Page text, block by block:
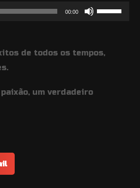
00:00
Use
cima/baixo
de todos os tempos,
um verdadeiro